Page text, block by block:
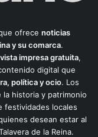
ofrece noticias
y su comarca.
impresa gratuita,
digital que
política y ocio. Los
historia y patrimonio
festividades locales
desean estar al
de la Reina.